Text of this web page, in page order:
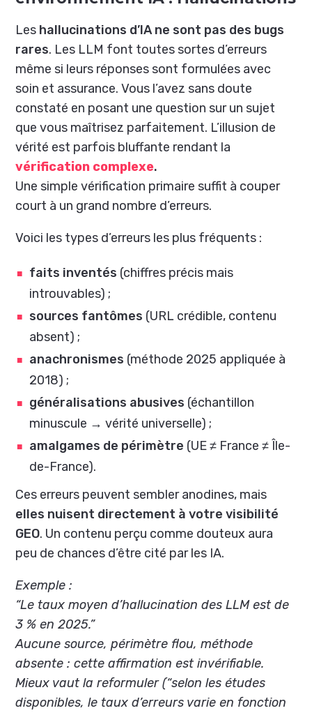
Les hallucinations d’IA ne sont pas des bugs
rares. Les LLM font toutes sortes d’erreurs
même si leurs réponses sont formulées avec
soin et assurance. Vous l’avez sans doute
constaté en posant une question sur un sujet
que vous maîtrisez parfaitement. L’illusion de
vérité est parfois bluffante rendant la
vérification complexe.
Une simple vérification primaire suffit à couper
court à un grand nombre d’erreurs.
Voici les types d’erreurs les plus fréquents :
faits inventés (chiffres précis mais
introuvables) ;
sources fantômes (URL crédible, contenu
absent) ;
anachronismes (méthode 2025 appliquée à
2018) ;
généralisations abusives (échantillon
minuscule → vérité universelle) ;
amalgames de périmètre (UE ≠ France ≠ Île-
de-France).
Ces erreurs peuvent sembler anodines, mais
elles nuisent directement à votre visibilité
GEO. Un contenu perçu comme douteux aura
peu de chances d’être cité par les IA.
Exemple :
“Le taux moyen d’hallucination des LLM est de
3 % en 2025.”
Aucune source, périmètre flou, méthode
absente : cette affirmation est invérifiable.
Mieux vaut la reformuler (“selon les études
disponibles, le taux d’erreurs varie en fonction